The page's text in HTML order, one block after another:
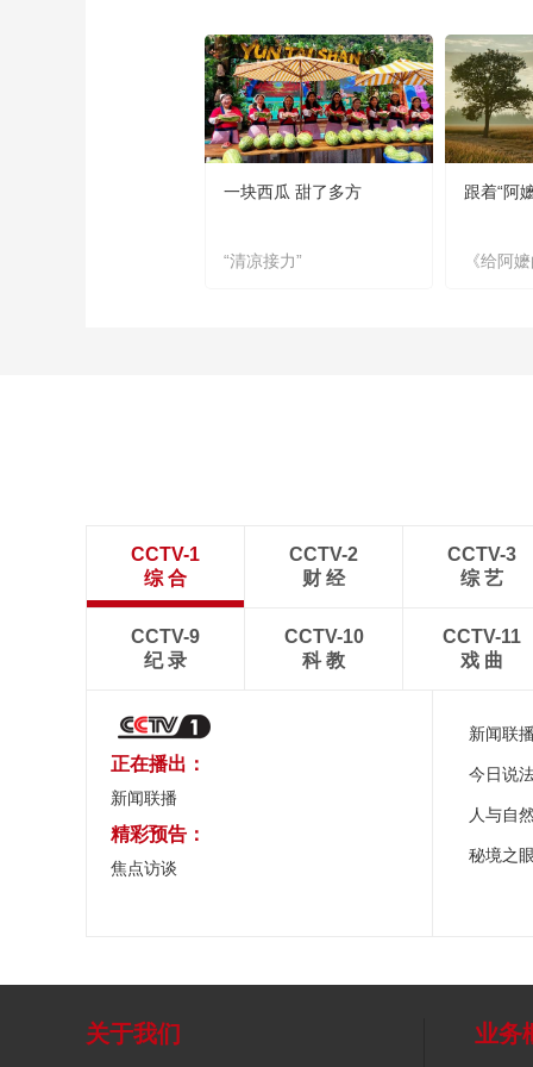
一块西瓜 甜了多方
“清凉接力”
跟着“阿
《给阿
CCTV-1
综 合
CCTV-2
财 经
CCTV-3
综 艺
CCTV-9
纪 录
CCTV-10
科 教
CCTV-11
戏 曲
正在播出：
新闻联播
精彩预告：
焦点访谈
新闻联
今日说
人与自
秘境之
关于我们 业务